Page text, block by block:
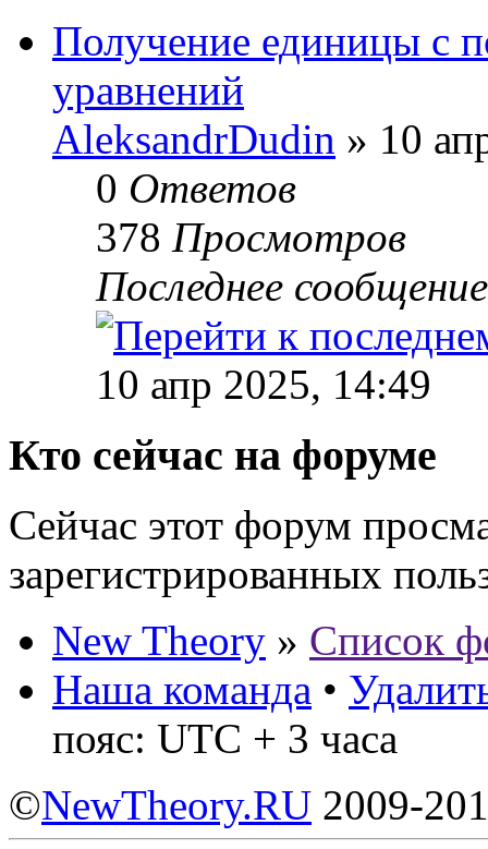
Получение единицы с
уравнений
AleksandrDudin » 10
0 Ответов
378 Просмотров
Последнее
10 апр 2025, 14:49
Кто сейчас на форуме
Сейчас этот форум
зарегистрированных
New Theory » Список
Наша команда •
пояс: UTC + 3 часа
©NewTheory.RU 2009-